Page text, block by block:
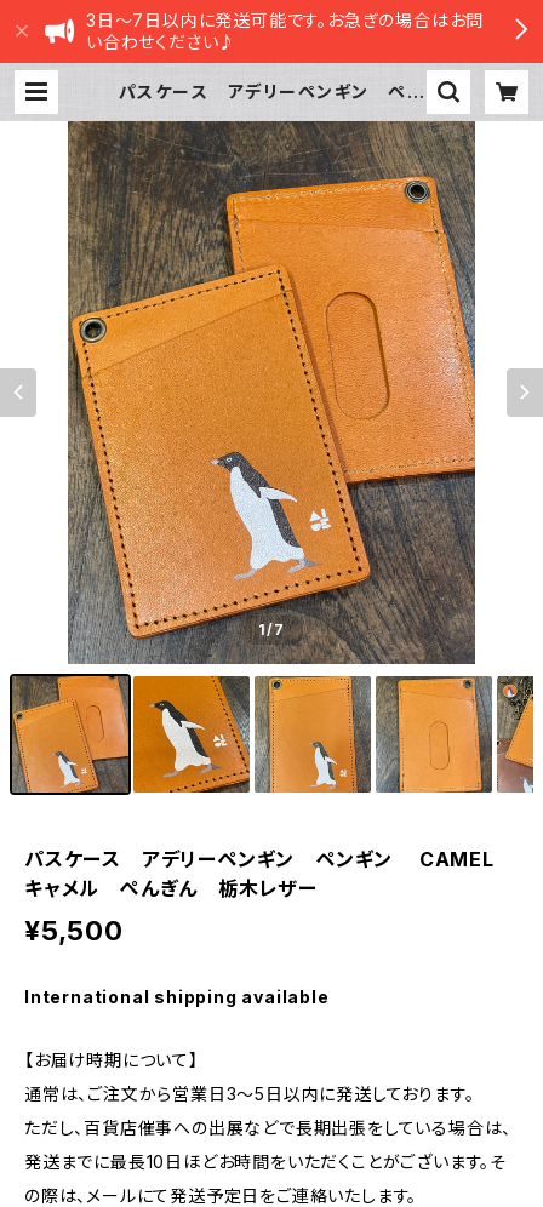
3日～7日以内に発送可能です。お急ぎの場合はお問
い合わせください♪
パスケース アデリーペンギン ペン
ん 栃木レザー | sasatte STORE
|ささってストア
1/7
パスケース アデリーペンギン ペンギン CAMEL
キャメル ぺんぎん 栃木レザー
¥5,500
International shipping available
【お届け時期について】
通常は、ご注文から営業日3〜5日以内に発送しております。
ただし、百貨店催事への出展などで長期出張をしている場合は、
発送までに最長10日ほどお時間をいただくことがございます。そ
の際は、メールにて発送予定日をご連絡いたします。